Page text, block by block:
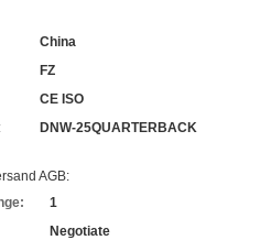
China
FZ
CE ISO
DNW-25QUARTERBACK
AGB:
1
Negotiate